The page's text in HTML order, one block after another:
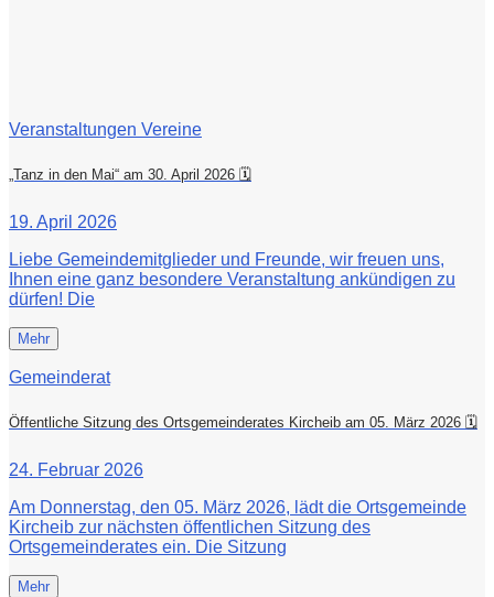
Veranstaltungen Vereine
„Tanz in den Mai“ am 30. April 2026 🗓
19. April 2026
Liebe Gemeindemitglieder und Freunde, wir freuen uns,
Ihnen eine ganz besondere Veranstaltung ankündigen zu
dürfen! Die
Mehr
Gemeinderat
Öffentliche Sitzung des Ortsgemeinderates Kircheib am 05. März 2026 🗓
24. Februar 2026
Am Donnerstag, den 05. März 2026, lädt die Ortsgemeinde
Kircheib zur nächsten öffentlichen Sitzung des
Ortsgemeinderates ein. Die Sitzung
Mehr